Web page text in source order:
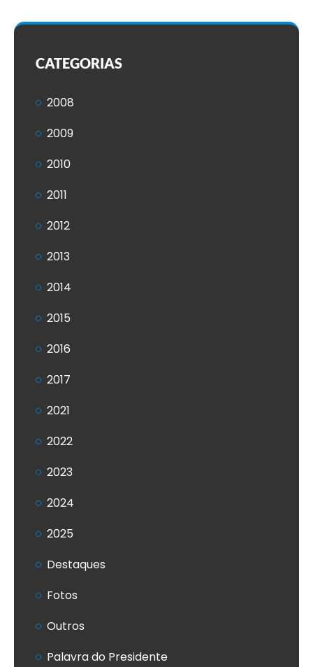
CATEGORIAS
2008
2009
2010
2011
2012
2013
2014
2015
2016
2017
2021
2022
2023
2024
2025
Destaques
Fotos
Outros
Palavra do Presidente